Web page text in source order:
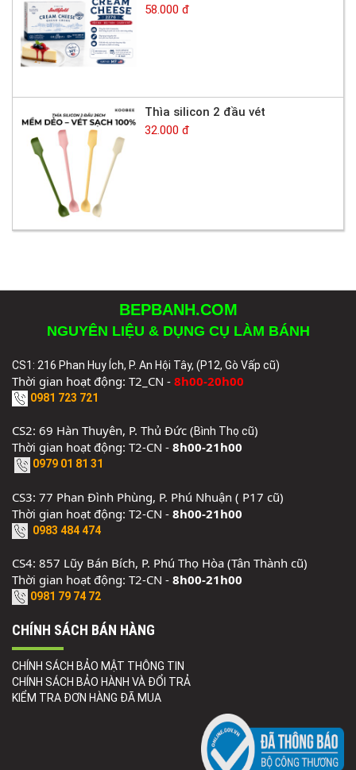
58.000 đ
Thìa silicon 2 đầu vét
32.000 đ
BEPBANH.COM
NGUYÊN LIỆU & DỤNG CỤ LÀM BÁNH
CS1: 216 Phan Huy Ích, P. An Hội Tây, (P12, Gò Vấp cũ)
Thời gian hoạt động: T2_CN - 8h00-20h00
0981 723 721
CS2: 69 Hàn Thuyên, P. Thủ Đức (Bình Thọ cũ)
Thời gian hoạt động: T2-CN - 8h00-21h00
0979 01 81 31
CS3: 77 Phan Đình Phùng, P. Phú Nhuận ( P17 cũ)
Thời gian hoạt động: T2-CN - 8h00-21h00
0983 484 474
CS4: 857 Lũy Bán Bích, P. Phú Thọ Hòa (Tân Thành cũ)
Thời gian hoạt động: T2-CN - 8h00-21h00
0981 79 74 72
CHÍNH SÁCH BÁN HÀNG
CHÍNH SÁCH BẢO MẬT THÔNG TIN
CHÍNH SÁCH BẢO HÀNH VÀ ĐỔI TRẢ
KIỂM TRA ĐƠN HÀNG ĐÃ MUA